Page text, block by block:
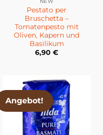
Pestato per
Bruschetta –
Tomatenpesto mit
Oliven, Kapern und
Basilikum
6,90 €
Angebot!